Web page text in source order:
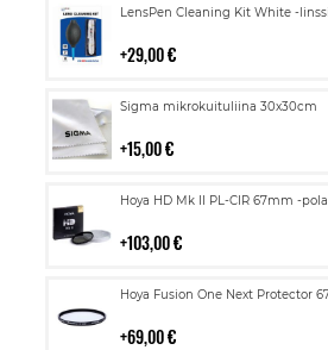
LensPen Cleaning Kit White -
29,00 €
Lisää
Sigma mikrokuituliina 30x30cm
15,00 €
Lisää
Hoya HD Mk II PL-CIR 67mm -
103,00 €
Lisää
Hoya Fusion One Next Protector
69,00 €
Lisää